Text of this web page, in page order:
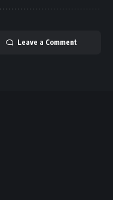
Leave a Comment